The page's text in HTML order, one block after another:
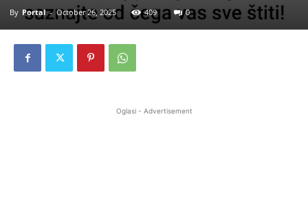
By Portal - October 26, 2025 409 0
Oglasi - Advertisement